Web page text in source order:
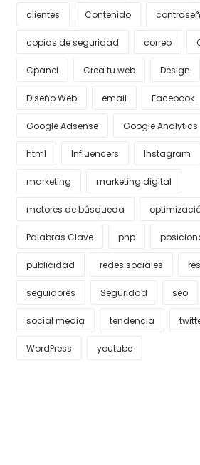
clientes Contenido
copias de seguridad correo
Cpanel Crea tu web Design
Diseño Web email Facebook
Google Adsense Google Analytics
html Influencers Instagram
marketing marketing digital
motores de búsqueda
Palabras Clave php
publicidad redes sociales
seguidores Seguridad seo
social media tendencia
WordPress youtube